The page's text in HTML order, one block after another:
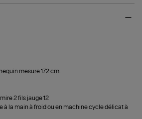
mesure 172 cm.
2 fils jauge 12
à la main à froid ou en machine cycle délicat à